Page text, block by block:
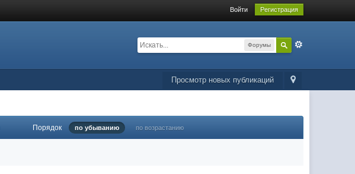
Войти Регистрация
Форумы
Просмотр новых публикаций
Порядок по убыванию по возрастанию